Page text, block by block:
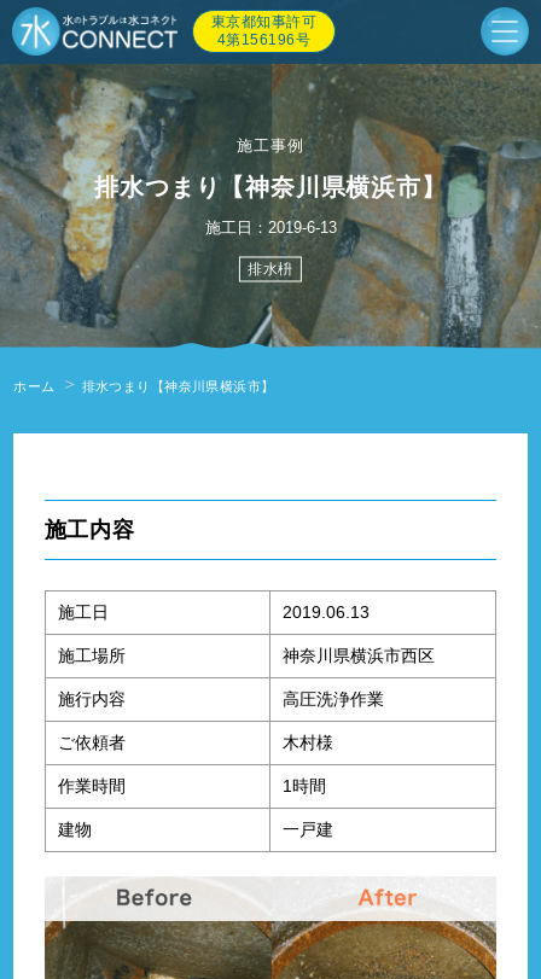
東京都知事許可
4第156196号
施工事例
排水つまり【神奈川県横浜市】
施工日：2019-6-13
排水枡
ホーム 排水つまり【神奈川県横浜市】
施工内容
施工日 2019.06.13
施工場所 神奈川県横浜市西区
施行内容 高圧洗浄作業
ご依頼者 木村様
作業時間 1時間
建物 一戸建